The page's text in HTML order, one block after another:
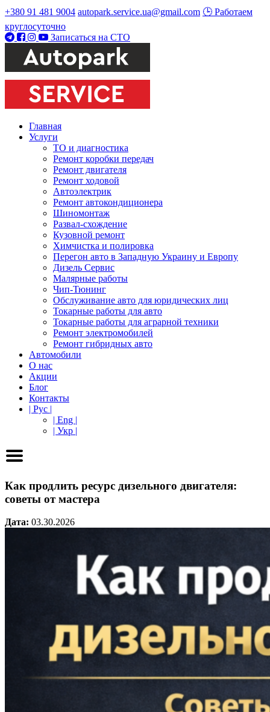
+380 91 481 9004 autopark.service.ua@gmail.com 🕒 Работаем
круглосуточно
Записаться на СТО
Главная
Услуги
ТО и диагностика
Ремонт коробки передач
Ремонт двигателя
Ремонт ходовой
Автоэлектрик
Ремонт автокондиционера
Шиномонтаж
Развал-схождение
Кузовной ремонт
Химчистка и полировка
Перегон авто в Западную Украину и Европу
Дизель Сервис
Малярные работы
Чип-Тюнинг
Обслуживание авто для юридических лиц
Токарные работы для авто
Токарные работы для аграрной техники
Ремонт электромобилей
Ремонт гибридных авто
Автомобили
О нас
Акции
Блог
Контакты
| Рус |
| Eng |
| Укр |
Как продлить ресурс дизельного двигателя:
советы от мастера
Дата: 03.30.2026